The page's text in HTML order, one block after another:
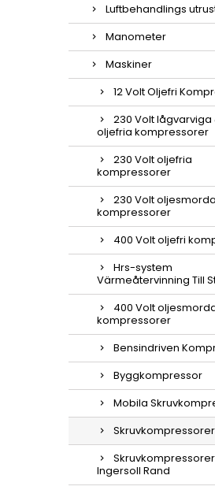
Luftbehandlings
Manometer
Maskiner
12 Volt Oljefri
230 Volt lågvarviga
oljefria kompressorer
230 Volt oljefria
kompressorer
230 Volt oljesmorda
kompressorer
400 Volt oljefri
Hrs-system
Värmeåtervinning Till
400 Volt
kompressorer
Bensindriven
Byggkompressor
Mobila
Skruvkompressorer
Ingersoll Rand